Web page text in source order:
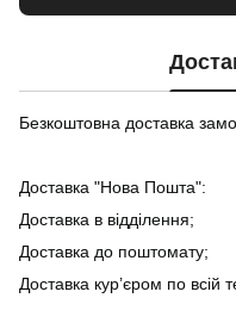
Безкоштовна доставка
Доставка "Нова Пошта":
Доставка в відділення;
Доставка до поштомату;
Доставка кур’єром по всій